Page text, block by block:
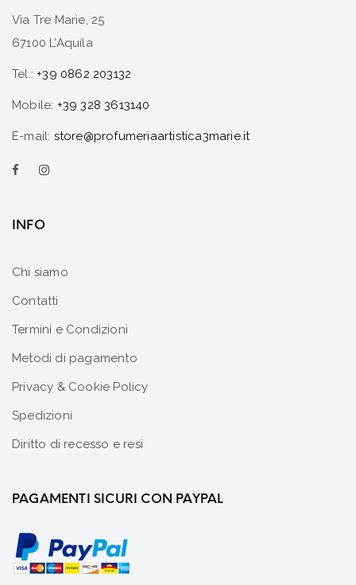
Via Tre Marie, 25
67100 L’Aquila
Tel.: +39 0862 203132
Mobile: +39 328 3613140
E-mail: store@profumeriaartistica3marie.it
INFO
Chi siamo
Contatti
Termini e Condizioni
Metodi di pagamento
Privacy & Cookie Policy
Spedizioni
Diritto di recesso e resi
PAGAMENTI SICURI CON PAYPAL